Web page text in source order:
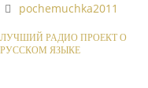
pochemuchka2011
ЛУЧШИЙ РАДИО ПРОЕКТ О
РУССКОМ ЯЗЫКЕ